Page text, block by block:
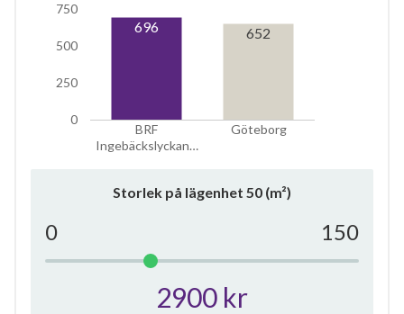
BRF
Ingebäckslyckan…
Göteborg
0
250
500
750
696 652
Storlek på lägenhet 50 (m²)
0 150
2900 kr